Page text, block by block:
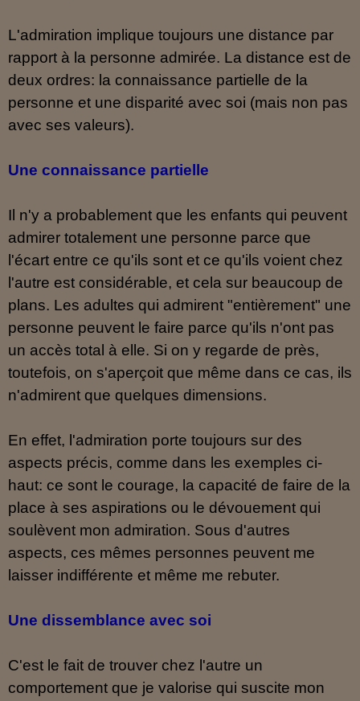
L'admiration implique toujours une distance par
rapport à la personne admirée. La distance est de
deux ordres: la connaissance partielle de la
personne et une disparité avec soi (mais non pas
avec ses valeurs).
Une connaissance partielle
Il n'y a probablement que les enfants qui peuvent
admirer totalement une personne parce que
l'écart entre ce qu'ils sont et ce qu'ils voient chez
l'autre est considérable, et cela sur beaucoup de
plans. Les adultes qui admirent "entièrement" une
personne peuvent le faire parce qu'ils n'ont pas
un accès total à elle. Si on y regarde de près,
toutefois, on s'aperçoit que même dans ce cas, ils
n'admirent que quelques dimensions.
En effet, l'admiration porte toujours sur des
aspects précis, comme dans les exemples ci-
haut: ce sont le courage, la capacité de faire de la
place à ses aspirations ou le dévouement qui
soulèvent mon admiration. Sous d'autres
aspects, ces mêmes personnes peuvent me
laisser indifférente et même me rebuter.
Une dissemblance avec soi
C'est le fait de trouver chez l'autre un
comportement que je valorise qui suscite mon